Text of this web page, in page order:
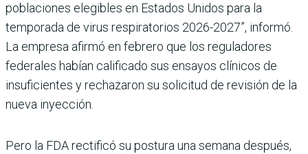
poblaciones elegibles en Estados Unidos para la
temporada de virus respiratorios 2026-2027”, informó.
La empresa afirmó en febrero que los reguladores
federales habían calificado sus ensayos clínicos de
insuficientes y rechazaron su solicitud de revisión de la
nueva inyección.
Pero la FDA rectificó su postura una semana después,